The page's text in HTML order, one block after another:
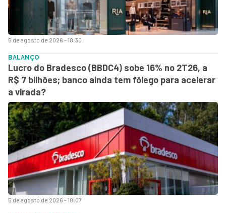
5 de agosto de 2026 - 18:30
5 de agosto de 2026 - 18:07
BALANÇO
Lucro do Bradesco (BBDC4) sobe 16% no 2T26, a
R$ 7 bilhões; banco ainda tem fôlego para acelerar
a virada?